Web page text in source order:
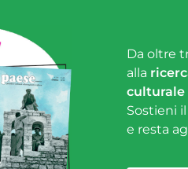
Da oltre
alla
culturale
Sostieni
e resta